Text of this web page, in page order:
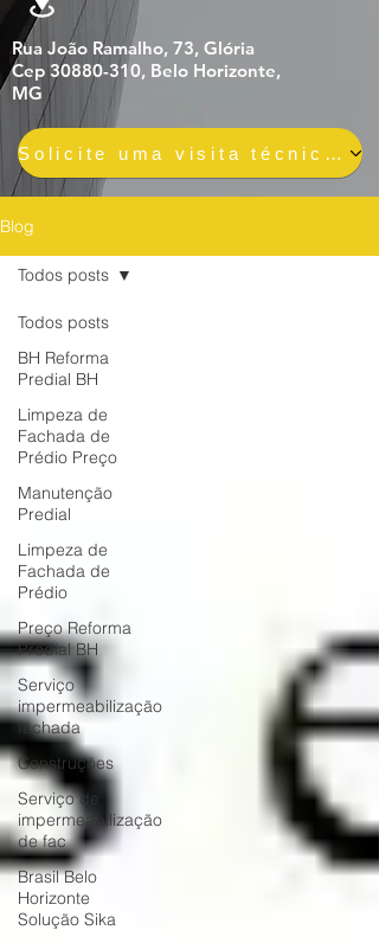
Rua João Ramalho, 73, Glória
Cep 30880-310, Belo Horizonte,
MG
Solicite uma visita técnica gratuita e sem compromisso
Blog
Todos posts
BH Reforma
Predial BH
Limpeza de
Fachada de
Prédio Preço
Manutenção
Predial
Limpeza de
Fachada de
Prédio
Preço Reforma
Predial BH
Serviço
impermeabilização
fachada
Construções
Serviço de
impermeabilização
de fac
Brasil Belo
Horizonte
Solução Sika
Todos posts